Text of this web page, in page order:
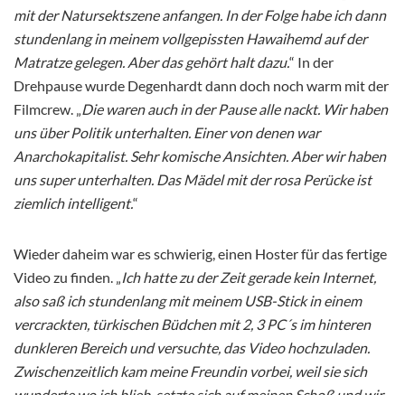
mit der Natursektszene anfangen. In der Folge habe ich dann
stundenlang in meinem vollgepissten Hawaihemd auf der
Matratze gelegen. Aber das gehört halt dazu.“ In der
Drehpause wurde Degenhardt dann doch noch warm mit der
Filmcrew. „Die waren auch in der Pause alle nackt. Wir haben
uns über Politik unterhalten. Einer von denen war
Anarchokapitalist. Sehr komische Ansichten. Aber wir haben
uns super unterhalten. Das Mädel mit der rosa Perücke ist
ziemlich intelligent.“
Wieder daheim war es schwierig, einen Hoster für das fertige
Video zu finden. „Ich hatte zu der Zeit gerade kein Internet,
also saß ich stundenlang mit meinem USB-Stick in einem
vercrackten, türkischen Büdchen mit 2, 3 PC´s im hinteren
dunkleren Bereich und versuchte, das Video hochzuladen.
Zwischenzeitlich kam meine Freundin vorbei, weil sie sich